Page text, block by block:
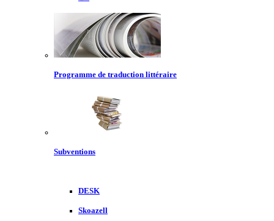
Programme de traduction littéraire
Subventions
DESK
Skoazell